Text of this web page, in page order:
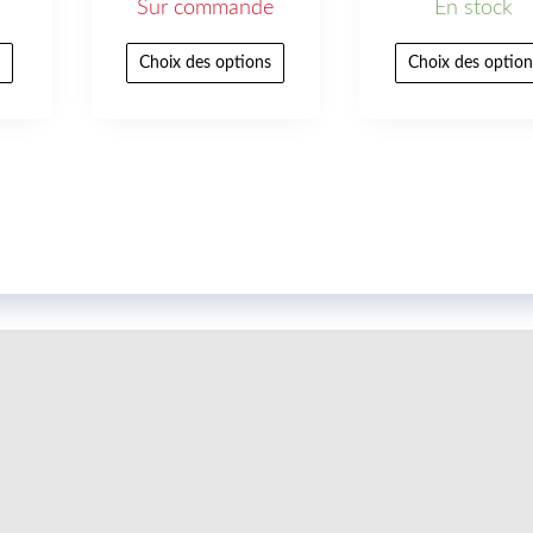
Sur commande
Choix des options
En stock
Choix des